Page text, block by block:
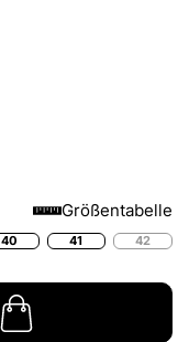
Größentabelle
40 41 42